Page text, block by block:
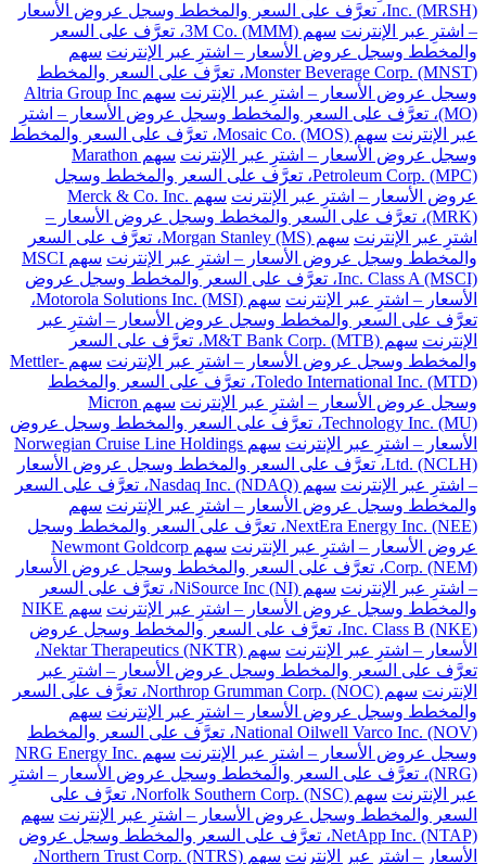
Inc. (MRSH)، تعرَّف على السعر والمخطط وسجل عروض الأسعار
– اشترِ عبر الإنترنت
سهم 3M Co. (MMM)، تعرَّف على السعر
والمخطط وسجل عروض الأسعار – اشترِ عبر الإنترنت سهم
Monster Beverage Corp. (MNST)، تعرَّف على السعر والمخطط
وسجل عروض الأسعار – اشترِ عبر الإنترنت
سهم Altria Group Inc
(MO)، تعرَّف على السعر والمخطط وسجل عروض الأسعار – اشترِ
عبر الإنترنت
سهم Mosaic Co. (MOS)، تعرَّف على السعر والمخطط
وسجل عروض الأسعار – اشترِ عبر الإنترنت
سهم Marathon
Petroleum Corp. (MPC)، تعرَّف على السعر والمخطط وسجل
عروض الأسعار – اشترِ عبر الإنترنت
سهم Merck & Co. Inc.
(MRK)، تعرَّف على السعر والمخطط وسجل عروض الأسعار –
اشترِ عبر الإنترنت
سهم Morgan Stanley (MS)، تعرَّف على السعر
والمخطط وسجل عروض الأسعار – اشترِ عبر الإنترنت
سهم MSCI
Inc. Class A (MSCI)، تعرَّف على السعر والمخطط وسجل عروض
الأسعار – اشترِ عبر الإنترنت
سهم Motorola Solutions Inc. (MSI)،
تعرَّف على السعر والمخطط وسجل عروض الأسعار – اشترِ عبر
الإنترنت
سهم M&T Bank Corp. (MTB)، تعرَّف على السعر
والمخطط وسجل عروض الأسعار – اشترِ عبر الإنترنت
سهم Mettler-
Toledo International Inc. (MTD)، تعرَّف على السعر والمخطط
وسجل عروض الأسعار – اشترِ عبر الإنترنت
سهم Micron
Technology Inc. (MU)، تعرَّف على السعر والمخطط وسجل عروض
الأسعار – اشترِ عبر الإنترنت
سهم Norwegian Cruise Line Holdings
Ltd. (NCLH)، تعرَّف على السعر والمخطط وسجل عروض الأسعار
– اشترِ عبر الإنترنت
سهم Nasdaq Inc. (NDAQ)، تعرَّف على السعر
والمخطط وسجل عروض الأسعار – اشترِ عبر الإنترنت سهم
NextEra Energy Inc. (NEE)، تعرَّف على السعر والمخطط وسجل
عروض الأسعار – اشترِ عبر الإنترنت
سهم Newmont Goldcorp
Corp. (NEM)، تعرَّف على السعر والمخطط وسجل عروض الأسعار
– اشترِ عبر الإنترنت
سهم NiSource Inc (NI)، تعرَّف على السعر
والمخطط وسجل عروض الأسعار – اشترِ عبر الإنترنت
سهم NIKE
Inc. Class B (NKE)، تعرَّف على السعر والمخطط وسجل عروض
الأسعار – اشترِ عبر الإنترنت
سهم Nektar Therapeutics (NKTR)،
تعرَّف على السعر والمخطط وسجل عروض الأسعار – اشترِ عبر
الإنترنت
سهم Northrop Grumman Corp. (NOC)، تعرَّف على السعر
والمخطط وسجل عروض الأسعار – اشترِ عبر الإنترنت سهم
National Oilwell Varco Inc. (NOV)، تعرَّف على السعر والمخطط
وسجل عروض الأسعار – اشترِ عبر الإنترنت
سهم NRG Energy Inc.
(NRG)، تعرَّف على السعر والمخطط وسجل عروض الأسعار – اشترِ
عبر الإنترنت
سهم Norfolk Southern Corp. (NSC)، تعرَّف على
السعر والمخطط وسجل عروض الأسعار – اشترِ عبر الإنترنت سهم
NetApp Inc. (NTAP)، تعرَّف على السعر والمخطط وسجل عروض
الأسعار – اشترِ عبر الإنترنت
سهم Northern Trust Corp. (NTRS)،